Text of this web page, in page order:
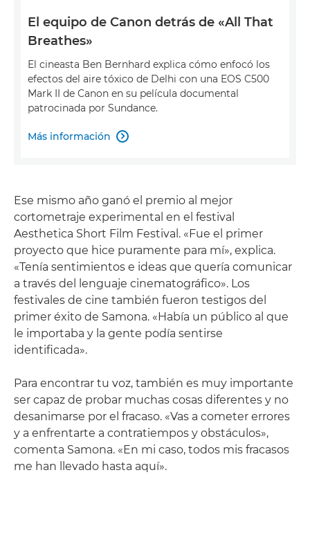
El equipo de Canon detrás de «All That
Breathes»
El cineasta Ben Bernhard explica cómo enfocó los
efectos del aire tóxico de Delhi con una EOS C500
Mark II de Canon en su película documental
patrocinada por Sundance.
Más información 
Ese mismo año ganó el premio al mejor
cortometraje experimental en el festival
Aesthetica Short Film Festival. «Fue el primer
proyecto que hice puramente para mí», explica.
«Tenía sentimientos e ideas que quería comunicar
a través del lenguaje cinematográfico». Los
festivales de cine también fueron testigos del
primer éxito de Samona. «Había un público al que
le importaba y la gente podía sentirse
identificada».
Para encontrar tu voz, también es muy importante
ser capaz de probar muchas cosas diferentes y no
desanimarse por el fracaso. «Vas a cometer errores
y a enfrentarte a contratiempos y obstáculos»,
comenta Samona. «En mi caso, todos mis fracasos
me han llevado hasta aquí».